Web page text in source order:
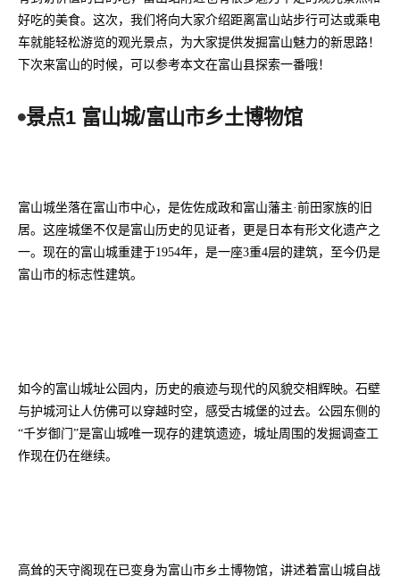
好吃的美食。这次，我们将向大家介绍距离富山站步行可达或乘电
车就能轻松游览的观光景点，为大家提供发掘富山魅力的新思路！
下次来富山的时候，可以参考本文在富山县探索一番哦！
景点1 富山城/富山市乡土博物馆
富山城坐落在富山市中心，是佐佐成政和富山藩主·前田家族的旧
居。这座城堡不仅是富山历史的见证者，更是日本有形文化遗产之
一。现在的富山城重建于1954年，是一座3重4层的建筑，至今仍是
富山市的标志性建筑。
如今的富山城址公园内，历史的痕迹与现代的风貌交相辉映。石壁
与护城河让人仿佛可以穿越时空，感受古城堡的过去。公园东侧的
“千岁御门”是富山城唯一现存的建筑遗迹，城址周围的发掘调查工
作现在仍在继续。
高耸的天守阁现在已变身为富山市乡土博物馆，讲述着富山城自战